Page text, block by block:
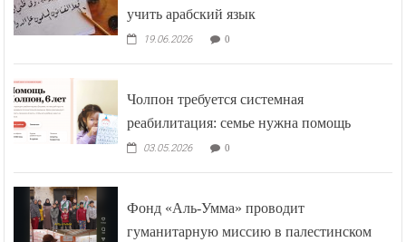
учить арабский язык
19.06.2026 0
Чолпон требуется системная
реабилитация: семье нужна помощь
03.05.2026 0
Фонд «Аль-Умма» проводит
гуманитарную миссию в палестинском